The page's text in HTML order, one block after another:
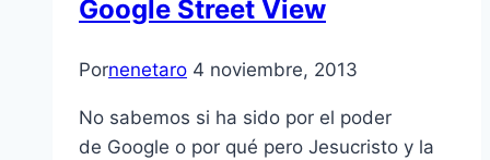
Google Street View
Pornenetaro 4 noviembre, 2013
No sabemos si ha sido por el poder
de Google o por qué pero Jesucristo y la